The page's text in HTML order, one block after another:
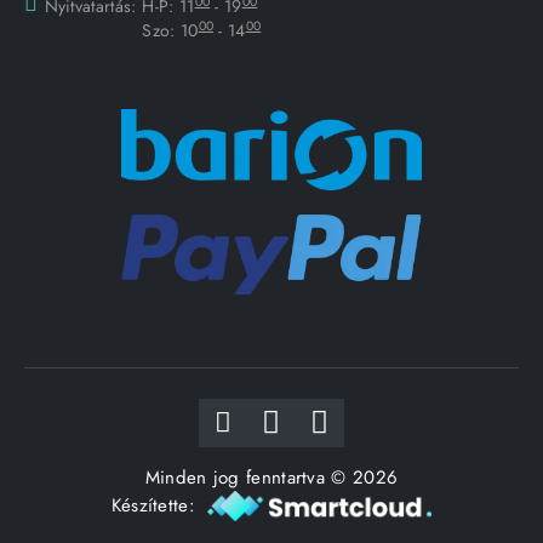
Nyitvatartás: H-P: 11 - 19
Szo: 1000 - 1400
Minden jog fenntartva © 2026
Készítette: